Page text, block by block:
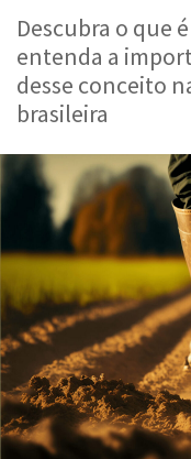
Descubra o que
entenda a
desse conceito
brasileira